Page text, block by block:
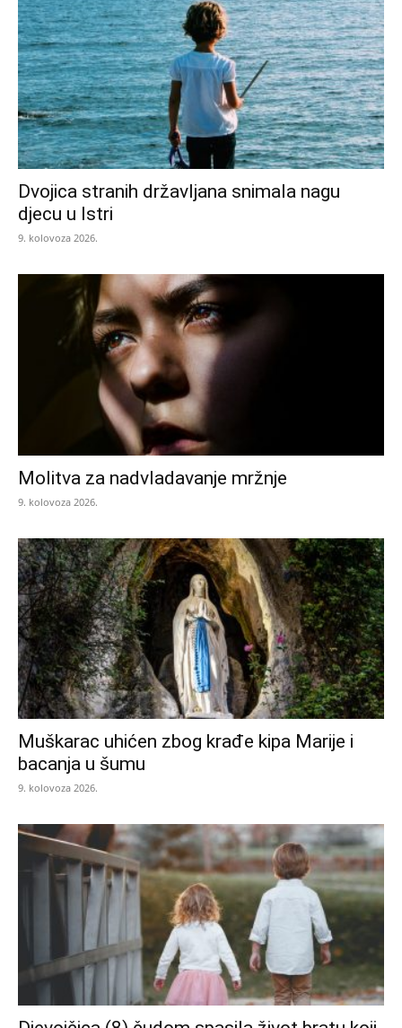
Dvojica stranih državljana snimala nagu
djecu u Istri
9. kolovoza 2026.
Molitva za nadvladavanje mržnje
9. kolovoza 2026.
Muškarac uhićen zbog krađe kipa Marije i
bacanja u šumu
9. kolovoza 2026.